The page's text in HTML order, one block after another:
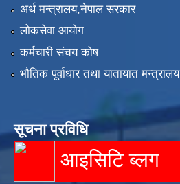
अर्थ मन्त्रालय,नेपाल सरकार
लोकसेवा आयोग
कर्मचारी संचय कोष
भौतिक पूर्वाधार तथा यातायात मन्त्रालय
सूचना प्रविधि
आइसिटि ब्लग